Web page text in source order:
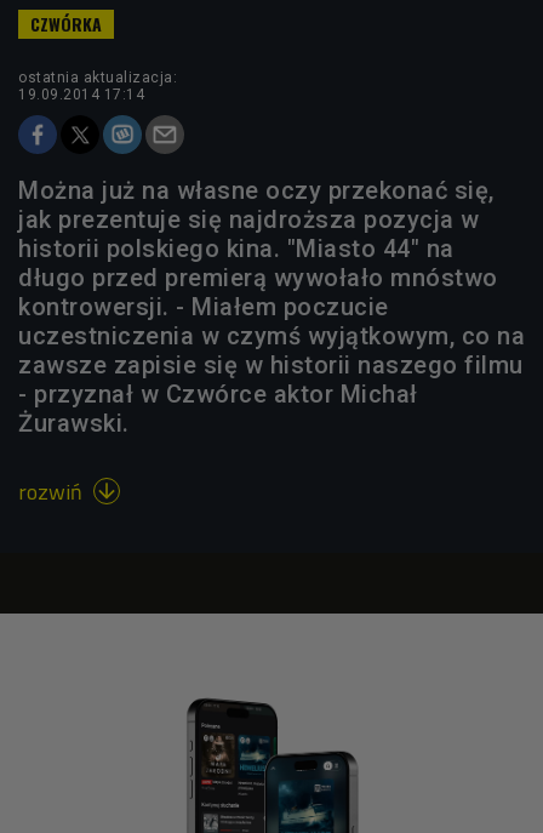
ostatnia aktualizacja:
19.09.2014 17:14
Można już na własne oczy przekonać się,
jak prezentuje się najdroższa pozycja w
historii polskiego kina. "Miasto 44" na
długo przed premierą wywołało mnóstwo
kontrowersji. - Miałem poczucie
uczestniczenia w czymś wyjątkowym, co na
zawsze zapisie się w historii naszego filmu
- przyznał w Czwórce aktor Michał
Żurawski.
rozwiń 